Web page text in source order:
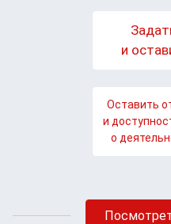
и
Оставить
и
о